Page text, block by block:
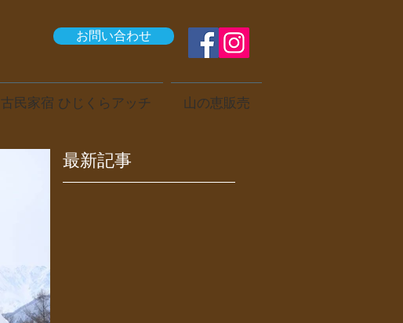
お問い合わせ
古民家宿 ひじくらアッチ 山の恵販売
最新記事